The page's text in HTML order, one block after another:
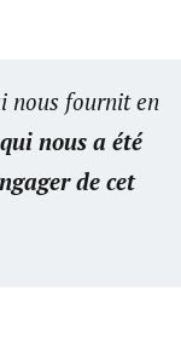
nous fournit en
nous a été
de cet